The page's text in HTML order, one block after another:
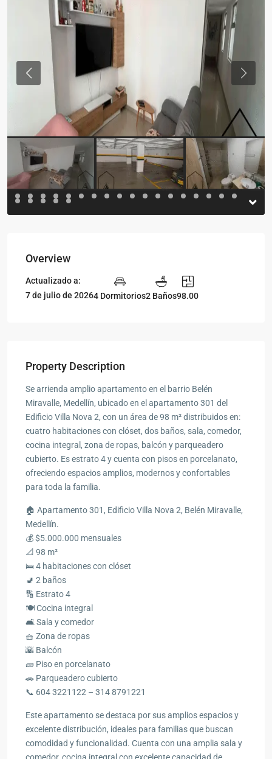
Previous
Overview
Actualizado a:
7 de julio de 20264 Dormitorios2 Baños98.00
Property Description
Se arrienda amplio apartamento en el barrio Belén
Miravalle, Medellín, ubicado en el apartamento 301 del
Edificio Villa Nova 2, con un área de 98 m² distribuidos en:
cuatro habitaciones con clóset, dos baños, sala, comedor,
cocina integral, zona de ropas, balcón y parqueadero
cubierto. Es estrato 4 y cuenta con pisos en porcelanato,
ofreciendo espacios amplios, modernos y confortables
para toda la familia.
🏠 Apartamento 301, Edificio Villa Nova 2, Belén Miravalle,
Medellín.
💰 $5.000.000 mensuales
📐 98 m²
🛌 4 habitaciones con clóset
🚽 2 baños
🔢 Estrato 4
🍽️ Cocina integral
🛋️ Sala y comedor
🧺 Zona de ropas
🌇 Balcón
🧱 Piso en porcelanato
🚗 Parqueadero cubierto
📞 604 3221122 – 314 8791221
Este apartamento se destaca por sus amplios espacios y
excelente distribución, ideales para familias que buscan
comodidad y funcionalidad. Cuenta con una amplia sala y
comedor, cocina integral con excelente capacidad de